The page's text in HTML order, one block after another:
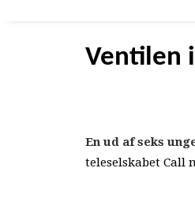
Ventilen
En ud af seks
teleselskabet Call